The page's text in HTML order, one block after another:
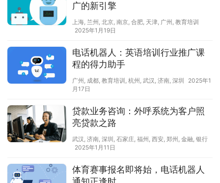
广的新引擎
上海, 兰州 , 北京, 南京, 合肥, 天津, 广州 , 教育培训
2025年1月19日
电话机器人：英语培训行业推广课
程的得力助手
广州 , 成都, 教育培训 , 杭州 , 武汉 , 济南, 深圳
2025年1
月17日
贷款业务咨询：外呼系统为客户照
亮贷款之路
武汉 , 济南, 深圳 , 石家庄, 福州 , 西安, 郑州 , 金融, 银行
2025年1月11日
体育赛事报名即将始，电话机器人